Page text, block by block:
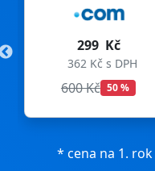
299 Kč
362 Kč s DPH
600 Kč 50 %
* cena na 1.